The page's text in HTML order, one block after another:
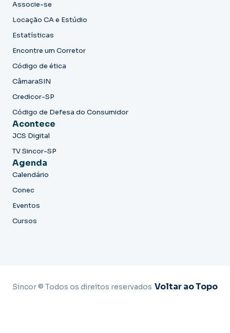
Associe-se
Locação CA e Estúdio
Estatísticas
Encontre um Corretor
Código de ética
CâmaraSIN
Credicor-SP
Código de Defesa do Consumidor
Acontece
JCS Digital
TV Sincor-SP
Agenda
Calendário
Conec
Eventos
Cursos
Sincor © Todos os direitos reservados Voltar ao Topo